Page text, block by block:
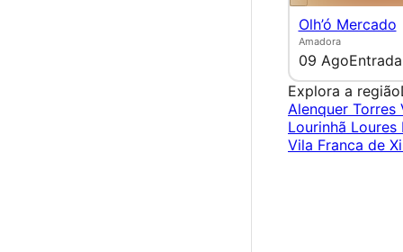
Olh’ó Mercado
Amadora
09 Ago
Explora a região
Alenquer Torres
Lourinhã Loures
Vila Franca de